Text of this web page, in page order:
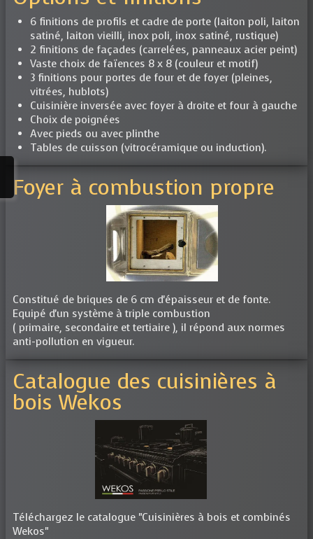
6 finitions de profils et cadre de porte (laiton poli, laiton
satiné, laiton vieilli, inox poli, inox satiné, rustique)
2 finitions de façades (carrelées, panneaux acier peint)
Vaste choix de faïences 8 x 8 (couleur et motif)
3 finitions pour portes de four et de foyer (pleines,
vitrées, hublots)
Cuisinière inversée avec foyer à droite et four à gauche
Choix de poignées
Avec pieds ou avec plinthe
Tables de cuisson (vitrocéramique ou induction).
Foyer à combustion propre
Constitué de briques de 6 cm d'épaisseur et de fonte.
Equipé d'un système à triple combustion
( primaire, secondaire et tertiaire ), il répond aux normes
anti-pollution en vigueur.
Catalogue des cuisinières à
bois Wekos
Téléchargez le catalogue "Cuisinières à bois et combinés
Wekos"